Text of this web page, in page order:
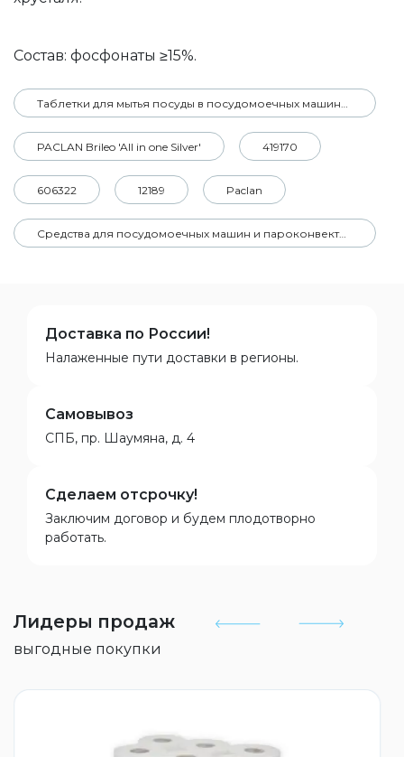
Состав: фосфонаты ≥15%.
Таблетки для мытья посуды в посудомоечных машинах 56 шт.
PACLAN Brileo 'All in one Silver' 419170
606322 12189 Paclan
Средства для посудомоечных машин и пароконвектоматов
Доставка по России!
Налаженные пути доставки в регионы.
Самовывоз
СПБ, пр. Шаумяна, д. 4
Сделаем отсрочку!
Заключим договор и будем плодотворно
работать.
Лидеры продаж
выгодные покупки